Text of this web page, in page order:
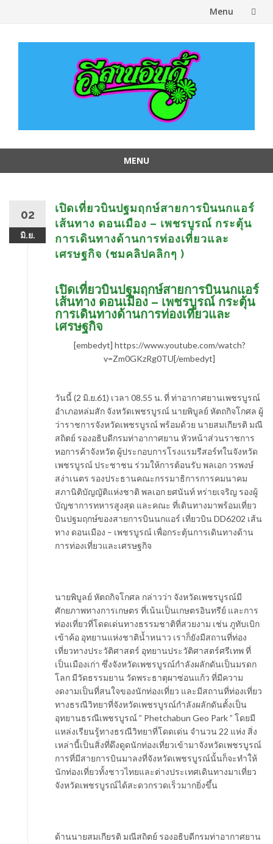
Menu
MENU
02
มิ.ย.
เปิดเที่ยวบินปฐมฤกษ์สายการบินนกแอร์
เส้นทาง ดอนเมือง – เพชรบูรณ์ กระตุ้น
การเดินทางด้านการท่องเที่ยวและ
เศรษฐกิจ (ชมคลิปคลิกๆ )
เปิดเที่ยวบินปฐมฤกษ์สายการบินนกแอร์
เส้นทาง ดอนเมือง – เพชรบูรณ์ กระตุ้น
การเดินทางด้านการท่องเที่ยวและ
เศรษฐกิจ
[embedyt] https://www.youtube.com/watch?
v=Zm0GKzRg0TU[/embedyt]
วันนี้ (2 มิ.ย.61) เวลา 08.55 น. ที่ ท่าอากาศยานเพชรบูรณ์
อำเภอหล่มสัก จังหวัดเพชรบูรณ์ นายพิบูลย์ หัตถกิจโกศล ผู้
ว่าราชการจังหวัดเพชรบูรณ์ พร้อมด้วย นายสมเกียรติ มณี
สถิตย์ รองอธิบดีกรมท่าอากาศยาน หัวหน้าส่วนราชการ
หอการค้าจังหวัด ผู้ประกอบการโรงแรมรีสอร์ทในจังหวัด
เพชรบูรณ์ ประชาชน ร่วมให้การต้อนรับ พลเอก วรพงษ์
สง่าเนตร รองประธานคณะกรรมาธิการการคมนาคม
สภานิติบัญญัติแห่งชาติ พลเอก ยศนันท์ หร่ายเจริญ รองผู้
บัญชาการทหารสูงสุด และคณะ ที่เดินทางมาพร้อมเที่ยว
บินปฐมฤกษ์ของสายการบินนกแอร์ เที่ยวบิน DD6202 เส้น
ทาง ดอนเมือง – เพชรบูรณ์ เพื่อกระตุ้นการเดินทางด้าน
การท่องเที่ยวและเศรษฐกิจ
นายพิบูลย์ หัตถกิจโกศล กล่าวว่า จังหวัดเพชรบูรณ์มี
ศักยภาพทางการเกษตร ที่เน้นเป็นเกษตรอินทรีย์ และการ
ท่องเที่ยวที่โดดเด่นทางธรรมชาติที่สวยงาม เช่น ภูทับเบิก
เข้าค้อ อุทยานแห่งชาติน้ำหนาว เราก็ยังมีสถานที่ท่อง
เที่ยวทางประวัติศาสตร์ อุทยานประวัติศาสตร์ศรีเทพ ที่
เป็นเมืองเก่า ซึ่งจังหวัดเพชรบูรณ์กำลังผลักดันเป็นมรดก
โลก มีวัดธรรมยาน วัดพระธาตุผาซ่อนแก้ว ที่มีความ
งดงามเป็นที่สนใจของนักท่องเที่ยว และมีสถานที่ท่องเที่ยว
ทางธรณีวิทยาที่จังหวัดเพชรบูรณ์กำลังผลักดันตั้งเป็น
อุทยานธรณีเพชรบูรณ์ ” Phetchabun Geo Park ” โดยมี
แหล่งเรียนรู้ทางธรณีวิทยาที่โดดเด่น จำนวน 22 แห่ง สิ่ง
เหล่านี้เป็นสิ่งที่ดึงดูดนักท่องเที่ยวเข้ามาจังหวัดเพชรบูรณ์
การที่มีสายการบินมาลงที่จังหวัดเพชรบูรณ์นั้นก็จะทำให้
นักท่องเที่ยวทั้งชาวไทยและต่างประเทศเดินทางมาเที่ยว
จังหวัดเพชรบูรณ์ได้สะดวกรวดเร็วมากยิ่งขึ้น
ด้านนายสมเกียรติ มณีสถิตย์ รองอธิบดีกรมท่าอากาศยาน